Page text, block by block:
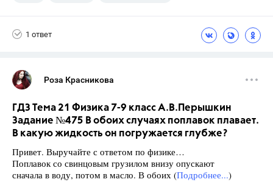
1 ответ
Роза Красникова
ГДЗ Тема 21 Физика 7-9 класс А.В.Перышкин
Задание №475 В обоих случаях поплавок плавает.
В какую жидкость он погружается глубже?
Привет. Выручайте с ответом по физике…
Поплавок со свинцовым грузилом внизу опускают
сначала в воду, потом в масло. В обоих (Подробнее...)